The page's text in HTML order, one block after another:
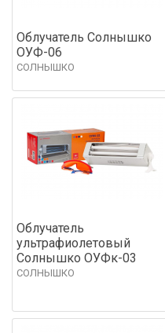
Облучатель Солнышко
ОУФ-06
СОЛНЫШКО
Облучатель
ультрафиолетовый
Солнышко ОУФк-03
СОЛНЫШКО